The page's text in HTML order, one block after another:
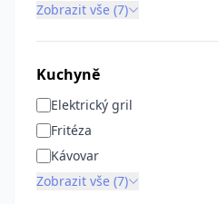
Zobrazit vše (7)
Kuchyně
Elektrický gril
Fritéza
Kávovar
Zobrazit vše (7)